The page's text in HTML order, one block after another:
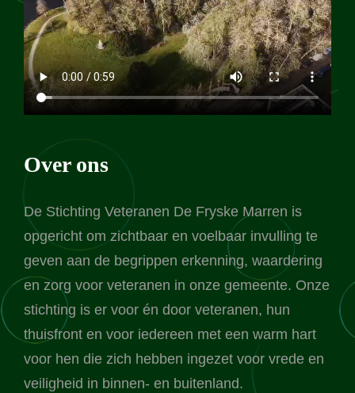
Over ons
De Stichting Veteranen De Fryske Marren is
opgericht om zichtbaar en voelbaar invulling te
geven aan de begrippen erkenning, waardering
en zorg voor veteranen in onze gemeente. Onze
stichting is er voor én door veteranen, hun
thuisfront en voor iedereen met een warm hart
voor hen die zich hebben ingezet voor vrede en
veiligheid in binnen- en buitenland.